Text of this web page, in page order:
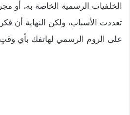
تعددت الأسباب، ولكن النهاية أن
على الروم الرسمي لهاتفك بأي